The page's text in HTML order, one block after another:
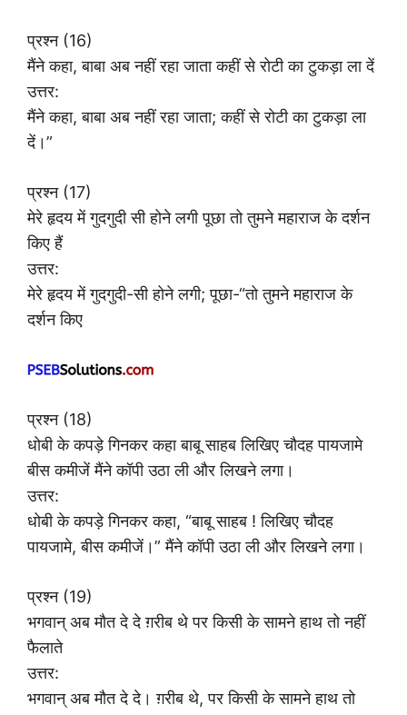
प्रश्न (16)
मैंने कहा, बाबा अब नहीं रहा जाता कहीं से रोटी का टुकड़ा ला दें
उत्तर:
मैंने कहा, बाबा अब नहीं रहा जाता; कहीं से रोटी का टुकड़ा ला
दें।”
प्रश्न (17)
मेरे हृदय में गुदगुदी सी होने लगी पूछा तो तुमने महाराज के दर्शन
किए हैं
उत्तर:
मेरे हृदय में गुदगुदी-सी होने लगी; पूछा-“तो तुमने महाराज के
दर्शन किए
प्रश्न (18)
धोबी के कपड़े गिनकर कहा बाबू साहब लिखिए चौदह पायजामे
बीस कमीजें मैंने कॉपी उठा ली और लिखने लगा।
उत्तर:
धोबी के कपड़े गिनकर कहा, “बाबू साहब ! लिखिए चौदह
पायजामे, बीस कमीजें।” मैंने कॉपी उठा ली और लिखने लगा।
प्रश्न (19)
भगवान् अब मौत दे दे ग़रीब थे पर किसी के सामने हाथ तो नहीं
फैलाते
उत्तर:
भगवान् अब मौत दे दे। ग़रीब थे, पर किसी के सामने हाथ तो